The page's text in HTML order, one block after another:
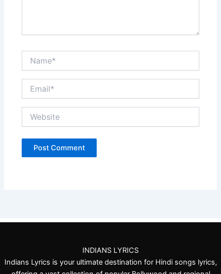
INDIANS LYRICS
Indians Lyrics is your ultimate destination for Hindi songs lyrics,